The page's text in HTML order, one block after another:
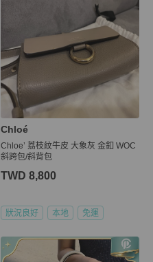
Chloé
Chloe’ 荔枝紋牛皮 大象灰 金釦 WOC
斜跨包/斜背包
TWD 8,800
狀況良好 本地 免運